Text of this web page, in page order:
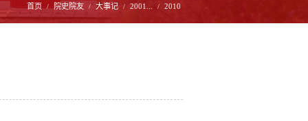
首页 / 院史院友 / 大事记 / 2001... / 2010